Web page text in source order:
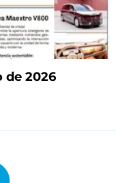
de 2026